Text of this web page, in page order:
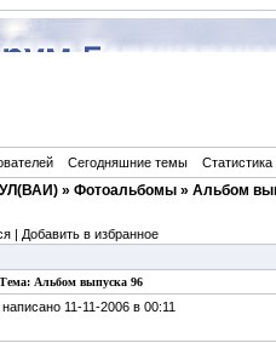
Сегодняшние темы Статистика
» Фотоальбомы» Альбом
| Добавить в избранное
Тема: Альбом выпуска 96
написано 11-11-2006 в 00:11